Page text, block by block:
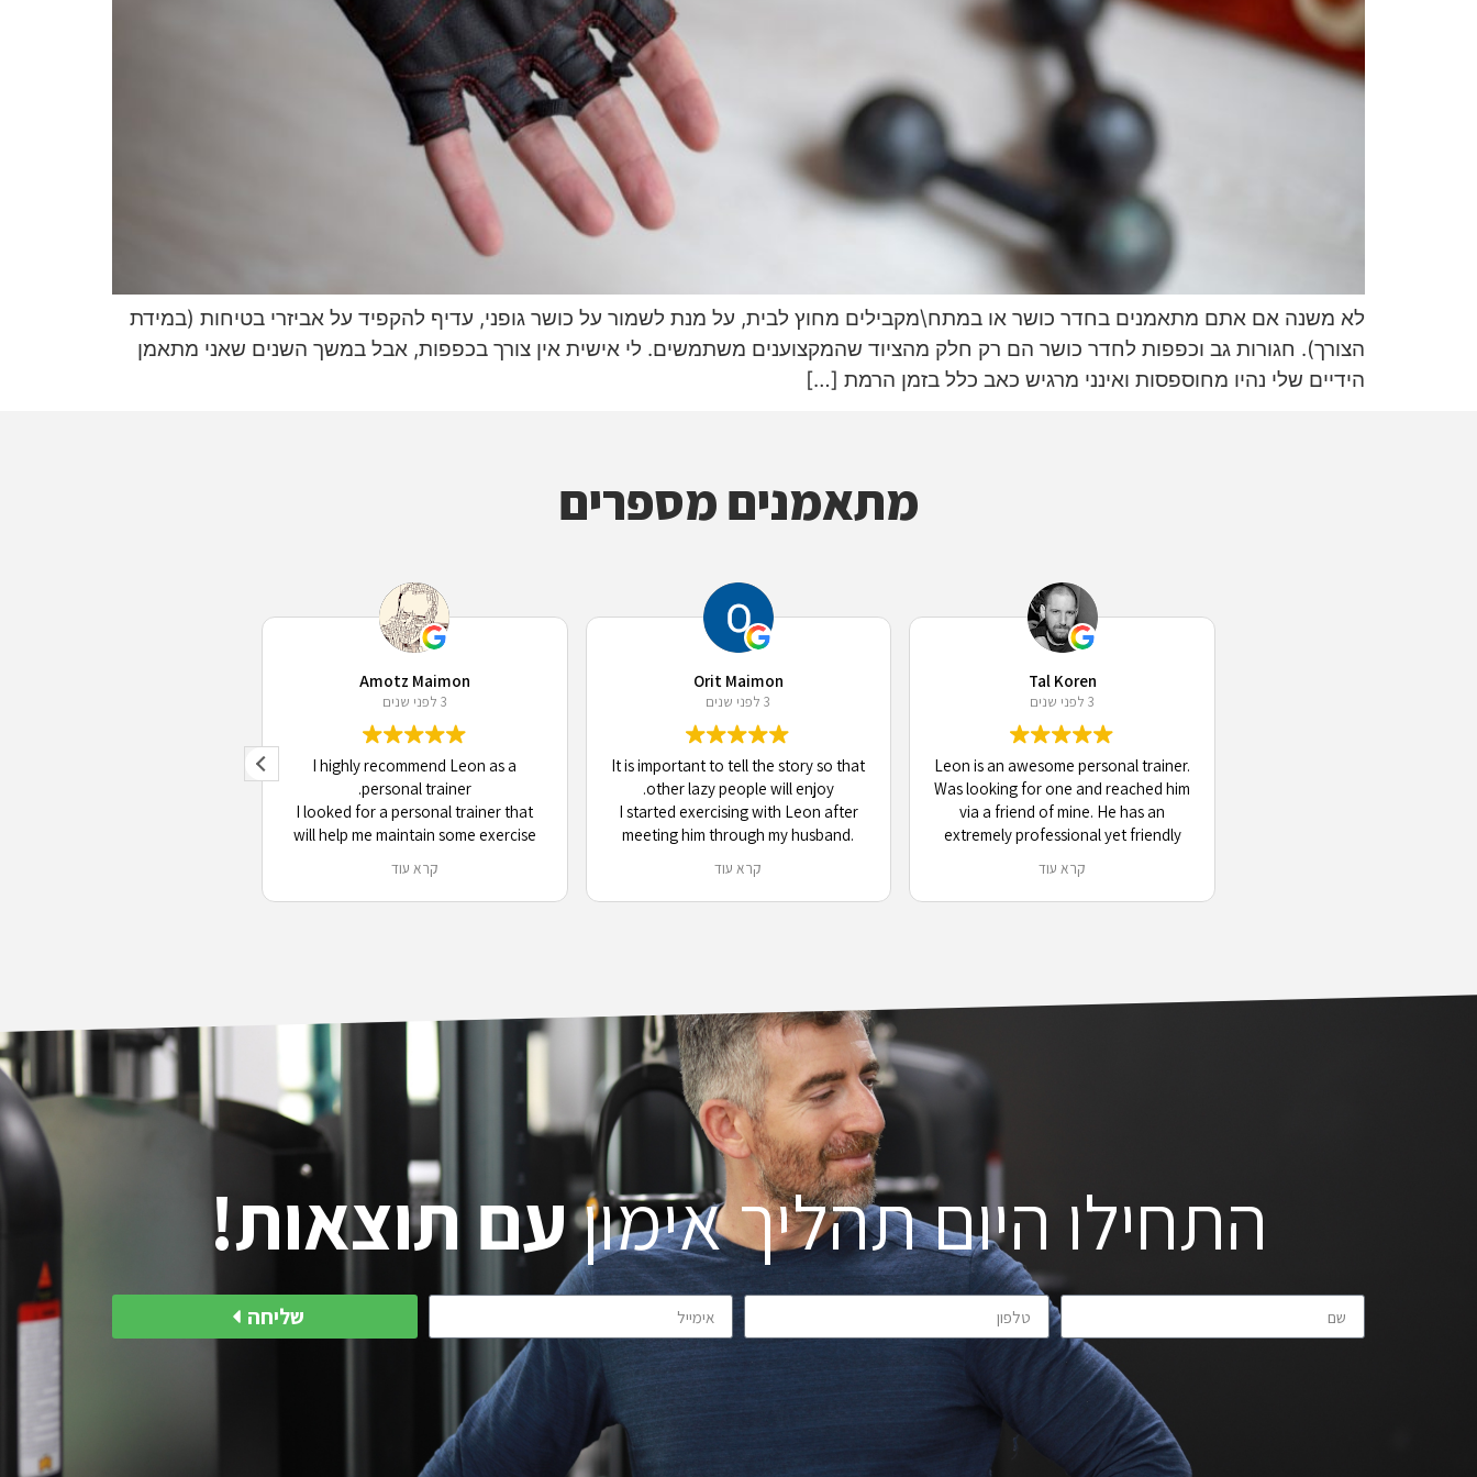
לא משנה אם אתם מתאמנים בחדר כושר או במתח\מקבילים מחוץ לבית, על מנת לשמור על כושר גופני, עדיף להקפיד על אביזרי בטיחות (במידת
הצורך). חגורות גב וכפפות לחדר כושר הם רק חלק מהציוד שהמקצוענים משתמשים. לי אישית אין צורך בכפפות, אבל במשך השנים שאני מתאמן
הידיים שלי נהיו מחוספסות ואינני מרגיש כאב כלל בזמן הרמת […]
מתאמנים מספרים
Amotz Maimon
3 לפני שנים
I highly recommend Leon as a
personal trainer.
I looked for a personal trainer that
will help me maintain some exercise
Aviv. Leon proved to be all that and
more. He listened to me, adjusted to
and injury. He did all that in a
professional and pleasant way. I
enjoyed training with Leon, made
progress, and felt good.
קרא עוד
Orit Maimon
3 לפני שנים
It is important to tell the story so that
other lazy people will enjoy.
I started exercising with Leon after
meeting him through my husband.
resisting the idea I switched to
waiting for the next session. When
and even wait for the next session.
I hope to exercise with Leon again
when I am in Israel next time.
Highly recommended.
Thanks.
קרא עוד
Tal Koren
3 לפני שנים
Leon is an awesome personal trainer.
Was looking for one and reached him
via a friend of mine. He has an
extremely professional yet friendly
capability into account to achieve the
best results possible, while
קרא עוד
התחילו היום תהליך אימוןעם תוצאות!
שליחה